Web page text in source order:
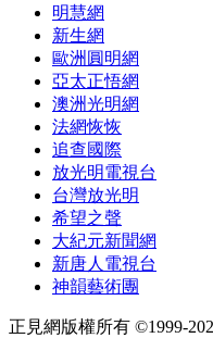
明慧網
新生網
歐洲圓明網
亞太正悟網
澳洲光明網
法網恢恢
追查國際
放光明電視台
台灣放光明
希望之聲
大紀元新聞網
新唐人電視台
神韻藝術團
正見網版權所有 ©1999-